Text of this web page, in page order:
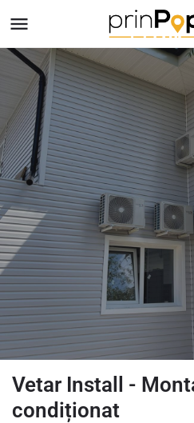
Vetar Install -
condiționat